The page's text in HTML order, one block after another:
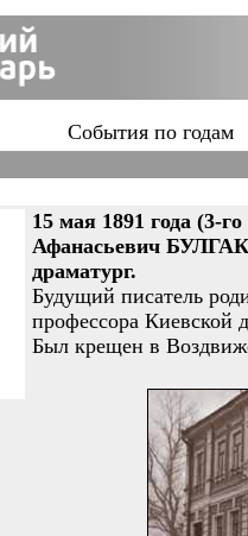
События по годам
15 мая 1891 года (3-
Афанасьевич
драматург.
Будущий писатель
профессора Киевской
Был крещен в